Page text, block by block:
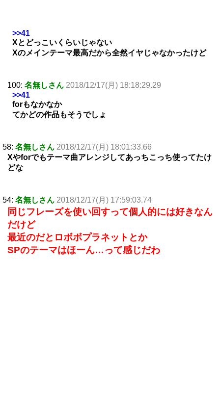
>>41
Xとどっこいくらいじゃない
Xのメインテーマ最高だから全然イヤじゃなかったけど
100: 名無しさん 2018/12/17(月) 18:18:29.29
>>41
forもなかなか
てかどの作品もそうでしょ
58: 名無しさん 2018/12/17(月) 18:01:33.66
Xやforでもテーマ曲アレンジしてあっちこっち使ってたけ
どな
54: 名無しさん 2018/12/17(月) 17:59:03.74
同じフレーズを使い回すって個人的には好きなん
だけど
最近のだとロボボプラネットとか
SPのテーマはほーん…って感じだわ